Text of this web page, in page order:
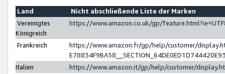
Land
Nicht abschließende Liste der Marken
Vereinigtes
Königreich
https://www.amazon.co.uk/gp/
Frankreich
https://www.amazon.fr/gp/help/customer/
Italien
https://www.amazon.it/gp/help/customer/